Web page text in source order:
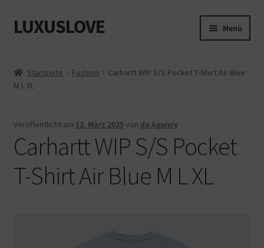
Zur
Navigation
Zum
Inhalt
LUXUSLOVE Menü
Cookie-Richtlinie (EU)
Datenschutz
Impressum
Kasse
Startseite Fashion
Carhartt WIP S/S Pocket T-Shirt Air Blue
M L XL
Veröffentlicht am 12. März 2025von da Agency
Carhartt WIP S/S Pocket
T-Shirt Air Blue M L XL